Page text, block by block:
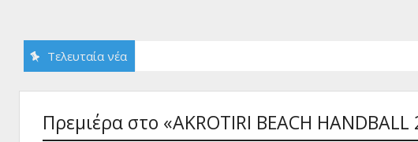
Τελευταία νέα
Πρεμιέρα στο «AKROTIRI BEACH HANDBALL